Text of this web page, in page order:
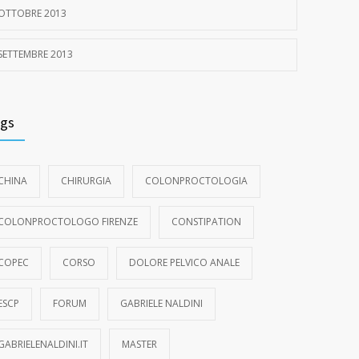
2013
2013
CHIRURGIA COLONPROCTOLOGIA
FIRENZE CONSTIPATION
CORSO DOLORE PELVICO ANALE
FORUM GABRIELE NALDINI
MASTER